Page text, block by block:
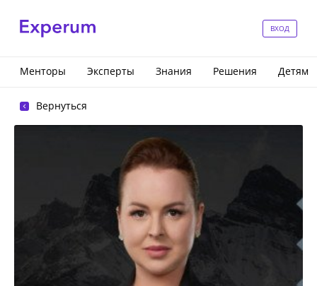
ВХОД
Менторы Эксперты Знания Решения Детям
Вернуться